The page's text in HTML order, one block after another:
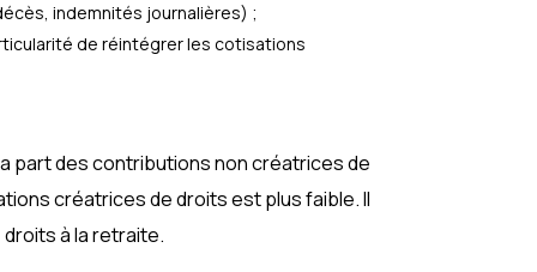
indemnités journalières) ;
de réintégrer les cotisations
part des contributions non créatrices de
créatrices de droits est plus faible. Il
à la retraite.